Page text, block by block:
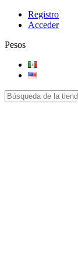
Registro
Acceder
Pesos